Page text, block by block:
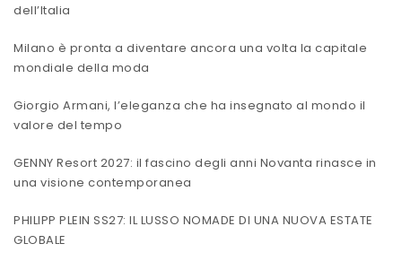
dell’Italia
Milano è pronta a diventare ancora una volta la capitale
mondiale della moda
Giorgio Armani, l’eleganza che ha insegnato al mondo il
valore del tempo
GENNY Resort 2027: il fascino degli anni Novanta rinasce in
una visione contemporanea
PHILIPP PLEIN SS27: IL LUSSO NOMADE DI UNA NUOVA ESTATE
GLOBALE